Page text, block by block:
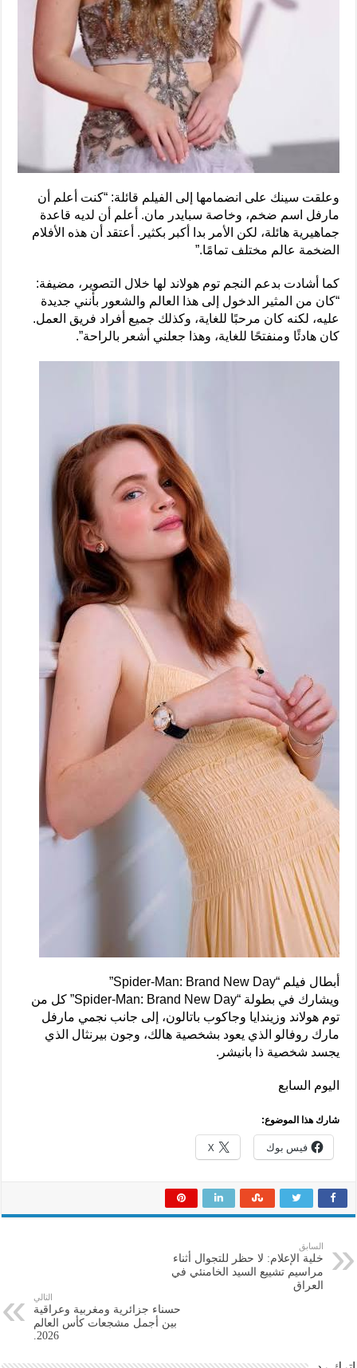
وعلقت سينك على انضمامها إلى الفيلم قائلة: “كنت أعلم أن
مارفل اسم ضخم، وخاصة سبايدر مان. أعلم أن لديه قاعدة
جماهيرية هائلة، لكن الأمر بدا أكبر بكثير. أعتقد أن هذه الأفلام
الضخمة عالم مختلف تمامًا.”
كما أشادت بدعم النجم توم هولاند لها خلال التصوير، مضيفة:
“كان من المثير الدخول إلى هذا العالم والشعور بأنني جديدة
عليه، لكنه كان مرحبًا للغاية، وكذلك جميع أفراد فريق العمل.
كان هادئًا ومنفتحًا للغاية، وهذا جعلني أشعر بالراحة”.
أبطال فيلم “Spider-Man: Brand New Day”
ويشارك في بطولة “Spider-Man: Brand New Day” كل من
توم هولاند وزيندايا وجاكوب باتالون، إلى جانب نجمي مارفل
مارك روفالو الذي يعود بشخصية هالك، وجون بيرنثال الذي
يجسد شخصية ذا بانيشر.
اليوم السابع
شارك هذا الموضوع:
فيس بوك X
السابق
خلية الإعلام: لا حظر للتجوال أثناء
مراسيم تشييع السيد الخامنئي في
العراق
التالي
حسناء جزائرية ومغربية وعراقية
بين أجمل مشجعات كأس العالم
2026.